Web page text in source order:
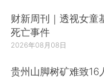
财新周刊｜透视女童
死亡事件
2026年08月08日
贵州山脚树矿难致16